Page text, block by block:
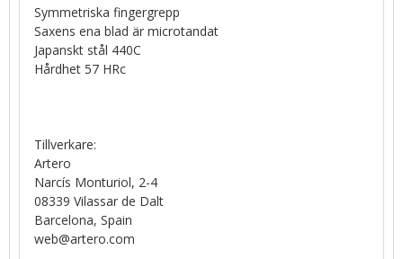
Symmetriska fingergrepp
Saxens ena blad är microtandat
Japanskt stål 440C
Hårdhet 57 HRc
Tillverkare:
Artero
Narcís Monturiol, 2-4
08339 Vilassar de Dalt
Barcelona, Spain
web@artero.com